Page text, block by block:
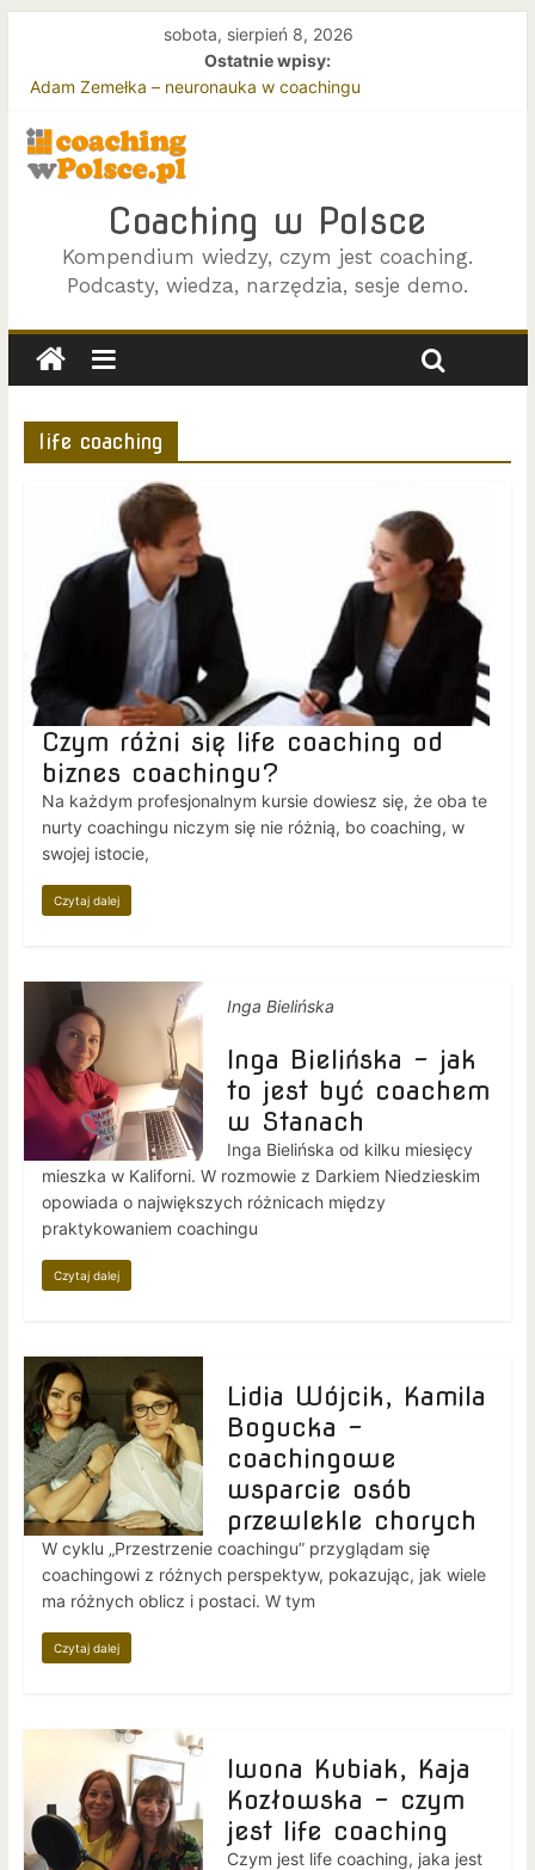
sobota, sierpień 8, 2026
Ostatnie wpisy:
Adam Zemełka – neuronauka w coachingu
Joanna Zawada i Beata Rycembel – o efektywnym coachingu
zespołów
Terapia i coaching – z perspektywy klienta
Coaching w Polsce
Kompendium wiedzy, czym jest coaching.
Podcasty, wiedza, narzędzia, sesje demo.
life coaching
Czym różni się life coaching od
biznes coachingu?
Na każdym profesjonalnym kursie dowiesz się, że oba te
nurty coachingu niczym się nie różnią, bo coaching, w
swojej istocie,
Czytaj dalej
Inga Bielińska
Inga Bielińska – jak
to jest być coachem
w Stanach
Inga Bielińska od kilku miesięcy
mieszka w Kaliforni. W rozmowie z Darkiem Niedzieskim
opowiada o największych różnicach między
praktykowaniem coachingu
Czytaj dalej
Lidia Wójcik, Kamila
Bogucka –
coachingowe
wsparcie osób
przewlekle chorych
W cyklu „Przestrzenie coachingu” przyglądam się
coachingowi z różnych perspektyw, pokazując, jak wiele
ma różnych oblicz i postaci. W tym
Czytaj dalej
Iwona Kubiak, Kaja
Kozłowska – czym
jest life coaching
Czym jest life coaching, jaka jest